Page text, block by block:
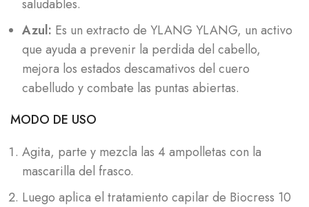
saludables.
Azul: Es un extracto de YLANG YLANG, un activo
que ayuda a prevenir la perdida del cabello,
mejora los estados descamativos del cuero
cabelludo y combate las puntas abiertas.
MODO DE USO
Agita, parte y mezcla las 4 ampolletas con la
mascarilla del frasco.
Luego aplica el tratamiento capilar de Biocress 10